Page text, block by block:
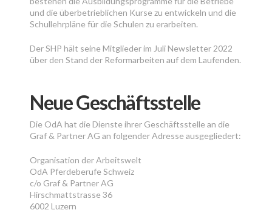
und die überbetrieblichen Kurse zu entwickeln und die
Schullehrpläne für die Schulen zu erarbeiten.
Der SHP hält seine Mitglieder im Juli Newsletter 2022
über den Stand der Reformarbeiten auf dem Laufenden.
Neue Geschäftsstelle
Die OdA hat die Dienste ihrer Geschäftsstelle an die
Graf & Partner AG an folgender Adresse ausgegliedert:
Organisation der Arbeitswelt
OdA Pferdeberufe Schweiz
c/o Graf & Partner AG
Hirschmattstrasse 36
6002 Luzern